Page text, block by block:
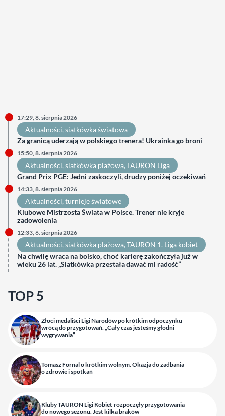
17:29, 8. sierpnia 2026
Aktualności, siatkówka światowa
Za granicą uderzają w polskiego trenera! Ukrainka go broni
15:50, 8. sierpnia 2026
Aktualności, siatkówka plażowa, TAURON Liga
Grand Prix PGE: Jedni zaskoczyli, drudzy poniżej oczekiwań
14:33, 8. sierpnia 2026
Aktualności, turnieje światowe
Klubowe Mistrzosta Świata w Polsce. Trener nie kryje
zadowolenia
12:33, 6. sierpnia 2026
Aktualności, siatkówka plażowa, TAURON 1. Liga kobiet
Na chwilę wraca na boisko, choć karierę zakończyła już w
wieku 26 lat. „Siatkówka przestała dawać mi radość”
TOP 5
Złoci medaliści Ligi Narodów po krótkim odpoczynku
wrócą do przygotowań. „Cały czas jesteśmy głodni
wygrywania”
Tomasz Fornal o krótkim wolnym. Okazja do zadbania
o zdrowie i spotkań
Kluby TAURON Ligi Kobiet rozpoczęły przygotowania
do nowego sezonu. Jest kilka braków